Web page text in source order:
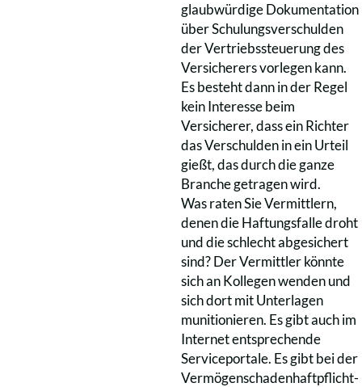
glaubwürdige Dokumentation
über Schulungsverschulden
der Vertriebssteuerung des
Versicherers vorlegen kann.
Es besteht dann in der Regel
kein Interesse beim
Versicherer, dass ein Richter
das Verschulden in ein Urteil
gießt, das durch die ganze
Branche getragen wird.
Was raten Sie Vermittlern,
denen die Haftungsfalle droht
und die schlecht abgesichert
sind? Der Vermittler könnte
sich an Kollegen wenden und
sich dort mit Unterlagen
munitionieren. Es gibt auch im
Internet entsprechende
Serviceportale. Es gibt bei der
Vermögenschadenhaftpflicht-